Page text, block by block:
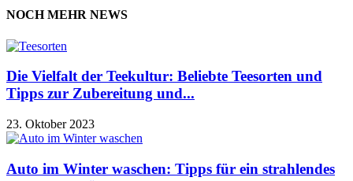
NOCH MEHR NEWS
Die Vielfalt der Teekultur: Beliebte Teesorten und
Tipps zur Zubereitung und...
23. Oktober 2023
Auto im Winter waschen: Tipps für ein strahlendes